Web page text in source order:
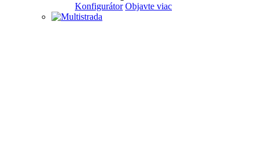
Konfigurátor Objavte viac